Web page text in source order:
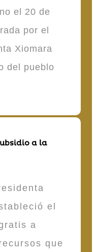
el 20 de
por el
Xiomara
del pueblo
a la
el
a
que